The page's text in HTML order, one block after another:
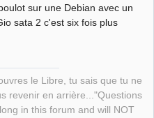
sur une Debian avec un
sata 2 c'est six fois plus
le Libre, tu sais que tu ne
revenir en arrière..."Questions
in this forum and will NOT